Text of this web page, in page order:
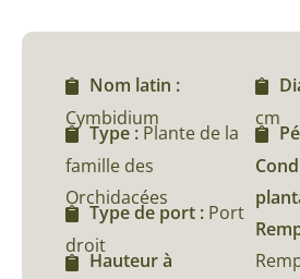
Nom latin :
Cymbidium
Type : Plante de la
famille des
Orchidacées
Type de port : Port
droit
Hauteur à
cm